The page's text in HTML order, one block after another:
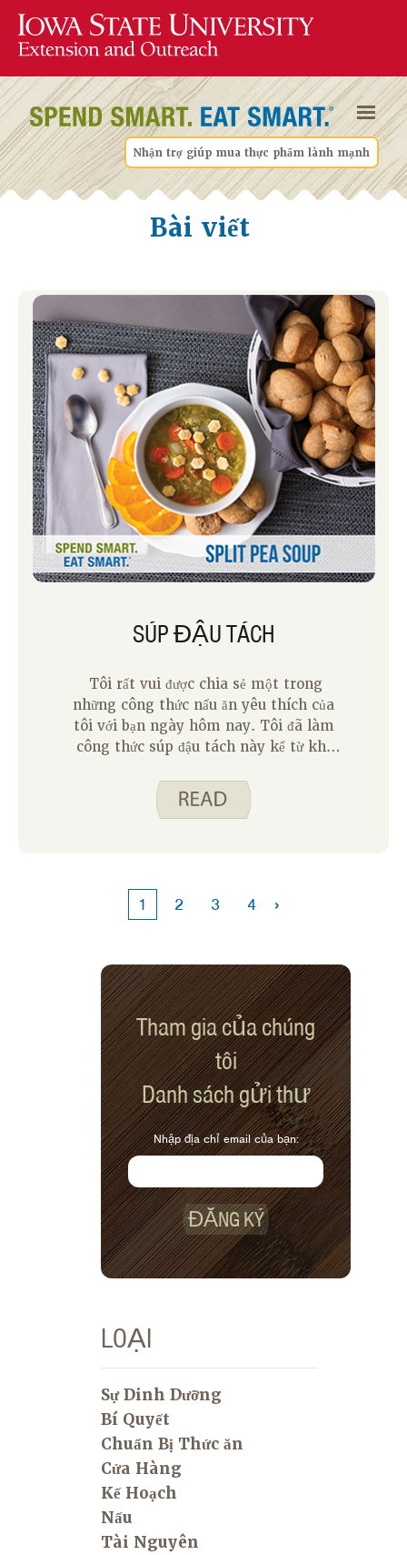
Nhận trợ giúp mua thực phẩm lành mạnh
Bài viết
SÚP ĐẬU TÁCH
Tôi rất vui được chia sẻ một trong
những công thức nấu ăn yêu thích của
tôi với bạn ngày hôm nay. Tôi đã làm
công thức súp đậu tách này kể từ khi
Bây giờ, khá nhiều năm sau, nó đã
chuyển sang Spend Smart. Ăn uống
1 2 3 4 ›
Tham gia của chúng
tôi
Danh sách gửi thư
Nhập địa chỉ email của bạn:
ĐĂNG KÝ
LOẠI
Sự Dinh Dưỡng
Bí Quyết
Chuẩn Bị Thức ăn
Cửa Hàng
Kế Hoạch
Nấu
Tài Nguyên